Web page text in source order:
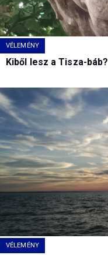
VÉLEMÉNY
Kiből lesz a Tisza-báb?
VÉLEMÉNY